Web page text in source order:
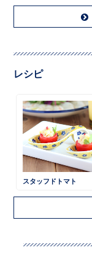
レシピ
スタッフドトマト